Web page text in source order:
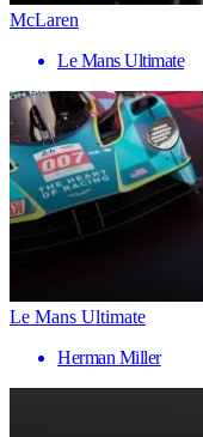
McLaren
Le Mans Ultimate
Le Mans Ultimate
Herman Miller